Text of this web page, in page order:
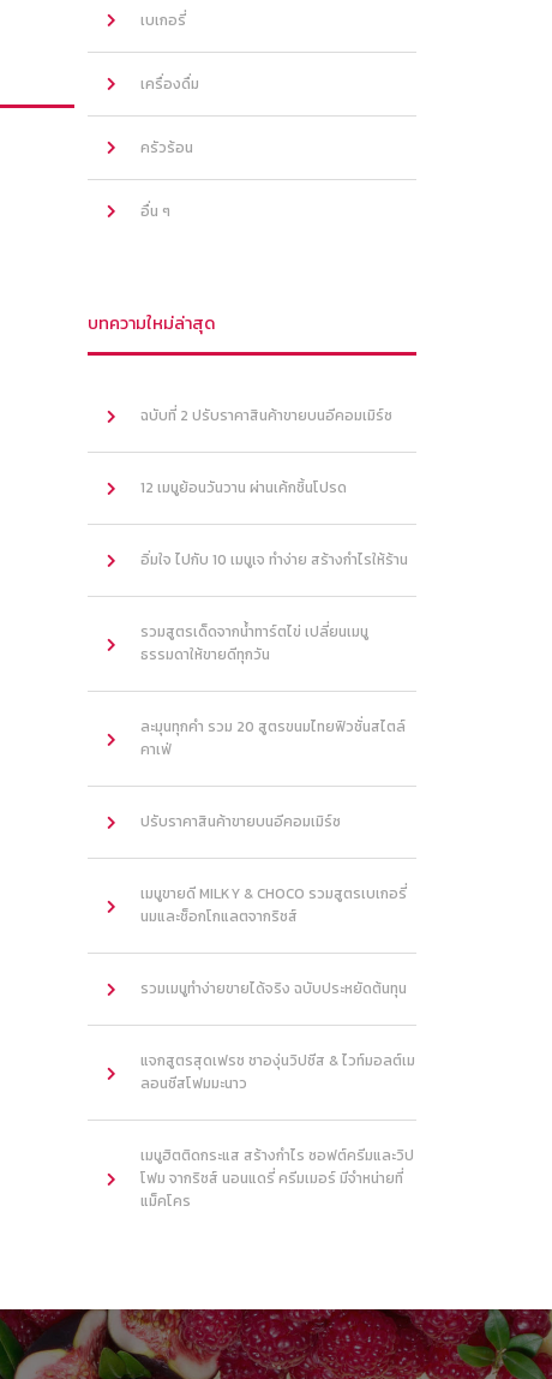
เบเกอรี่
เครื่องดื่ม
ครัวร้อน
อื่น ๆ
บทความใหม่ล่าสุด
ฉบับที่ 2 ปรับราคาสินค้าขายบนอีคอมเมิร์ซ
12 เมนูย้อนวันวาน ผ่านเค้กชิ้นโปรด
อิ่มใจ ไปกับ 10 เมนูเจ ทำง่าย สร้างกำไรให้ร้าน
รวมสูตรเด็ดจากน้ำทาร์ตไข่ เปลี่ยนเมนู
ธรรมดาให้ขายดีทุกวัน
ละมุนทุกคำ รวม 20 สูตรขนมไทยฟิวชั่นสไตล์
คาเฟ่
ปรับราคาสินค้าขายบนอีคอมเมิร์ซ
เมนูขายดี MILKY & CHOCO รวมสูตรเบเกอรี่
นมและช็อกโกแลตจากริชส์
รวมเมนูทำง่ายขายได้จริง ฉบับประหยัดต้นทุน
แจกสูตรสุดเฟรช ชาองุ่นวิปชีส & ไวท์มอลต์เม
ลอนชีสโฟมมะนาว
เมนูฮิตติดกระแส สร้างกำไร ซอฟต์ครีมและวิป
โฟม จากริชส์ นอนแดรี่ ครีมเมอร์ มีจำหน่ายที่
แม็คโคร